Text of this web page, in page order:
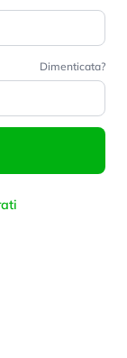
Dimenticata?